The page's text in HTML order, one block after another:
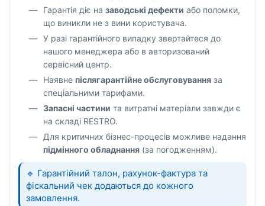
Гарантія діє на заводські дефекти або поломки,
що виникли не з вини користувача.
У разі гарантійного випадку звертайтеся до
нашого менеджера або в авторизований
сервісний центр.
Наявне післягарантійне обслуговування за
спеціальними тарифами.
Запасні частини та витратні матеріали завжди є
на складі RESTRO.
Для критичних бізнес-процесів можливе надання
підмінного обладнання (за погодженням).
🔹 Гарантійний талон, рахунок-фактура та
фіскальний чек додаються до кожного
замовлення.